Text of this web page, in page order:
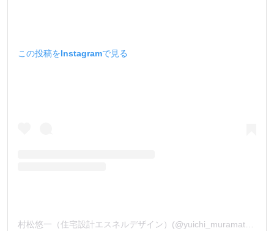
この投稿をInstagramで見る
村松悠一（住宅設計エスネルデザイン）(@yuichi_muramatsu_)がシェアした投稿